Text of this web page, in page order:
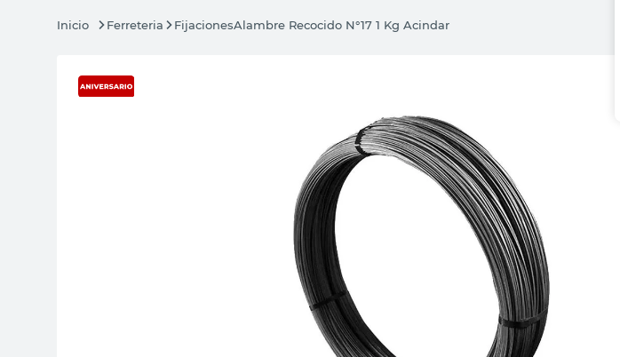
Ferreteria FijacionesAlambre Recocido N°17 1 Kg Acindar